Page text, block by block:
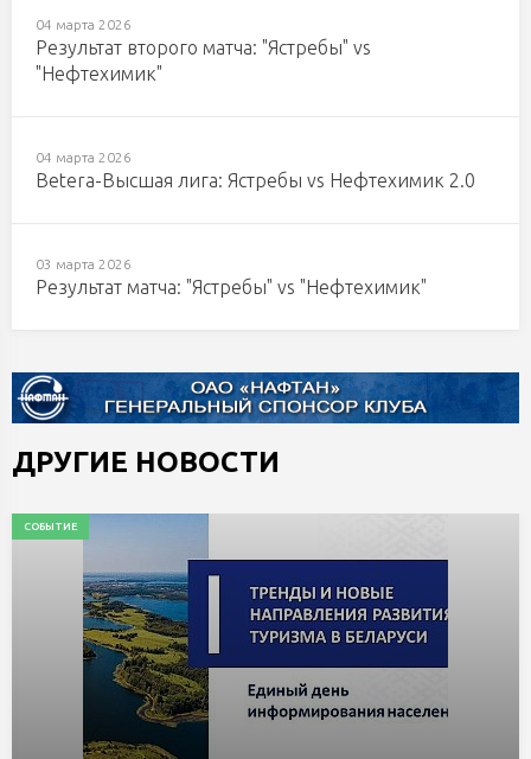
04 марта 2026
Результат второго матча: "Ястребы" vs
"Нефтехимик"
04 марта 2026
Betera-Высшая лига: Ястребы vs Нефтехимик 2.0
03 марта 2026
Результат матча: "Ястребы" vs "Нефтехимик"
ДРУГИЕ НОВОСТИ
СОБЫТИЕ